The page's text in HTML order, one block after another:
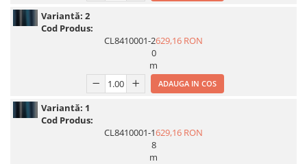
Cast
Benzi antiderapante
Folie termo transfer
Benzi și covoare anti-alunecare
Variantă: 2
Cod Produs:
CL8410001-2629,16 RON
0
m
ADAUGA IN COS
Variantă: 1
Cod Produs:
CL8410001-1629,16 RON
8
m